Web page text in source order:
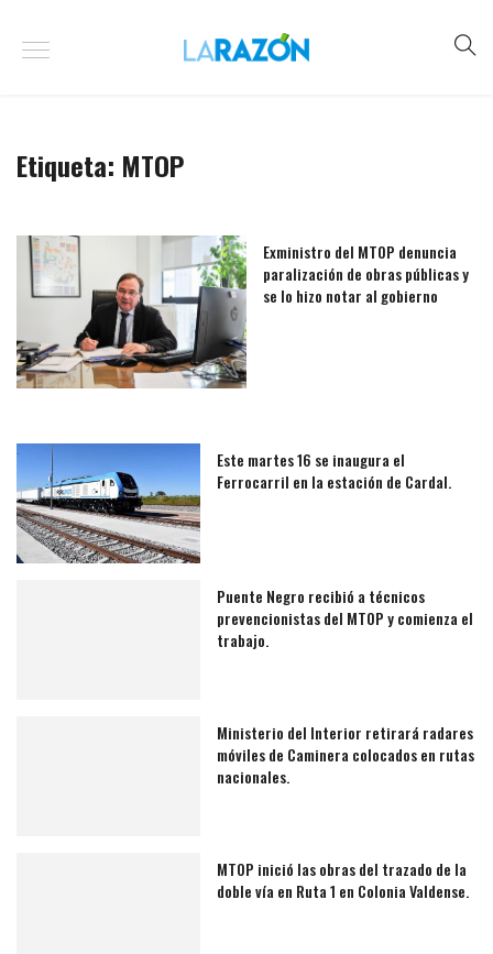
Etiqueta: MTOP
Exministro del MTOP denuncia
paralización de obras públicas y
se lo hizo notar al gobierno
Este martes 16 se inaugura el
Ferrocarril en la estación de Cardal.
Puente Negro recibió a técnicos
prevencionistas del MTOP y comienza el
trabajo.
Ministerio del Interior retirará radares
móviles de Caminera colocados en rutas
nacionales.
MTOP inició las obras del trazado de la
doble vía en Ruta 1 en Colonia Valdense.